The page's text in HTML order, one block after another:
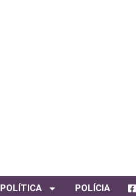
POLÍTICA POLÍCIA